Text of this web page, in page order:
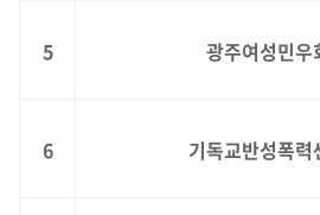
5 광주여성민우
6 기독교반성폭력